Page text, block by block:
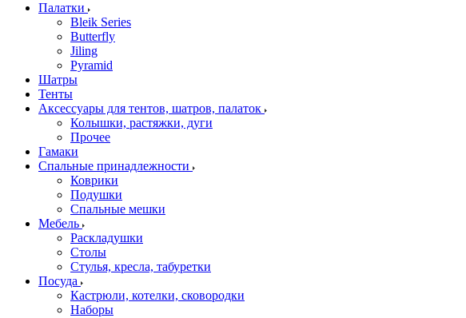
Палатки
Bleik Series
Butterfly
Jiling
Pyramid
Шатры
Тенты
Аксессуары для тентов, шатров, палаток
Колышки, растяжки, дуги
Прочее
Гамаки
Спальные принадлежности
Коврики
Подушки
Спальные мешки
Мебель
Раскладушки
Столы
Стулья, кресла, табуретки
Посуда
Кастрюли, котелки, сковородки
Наборы